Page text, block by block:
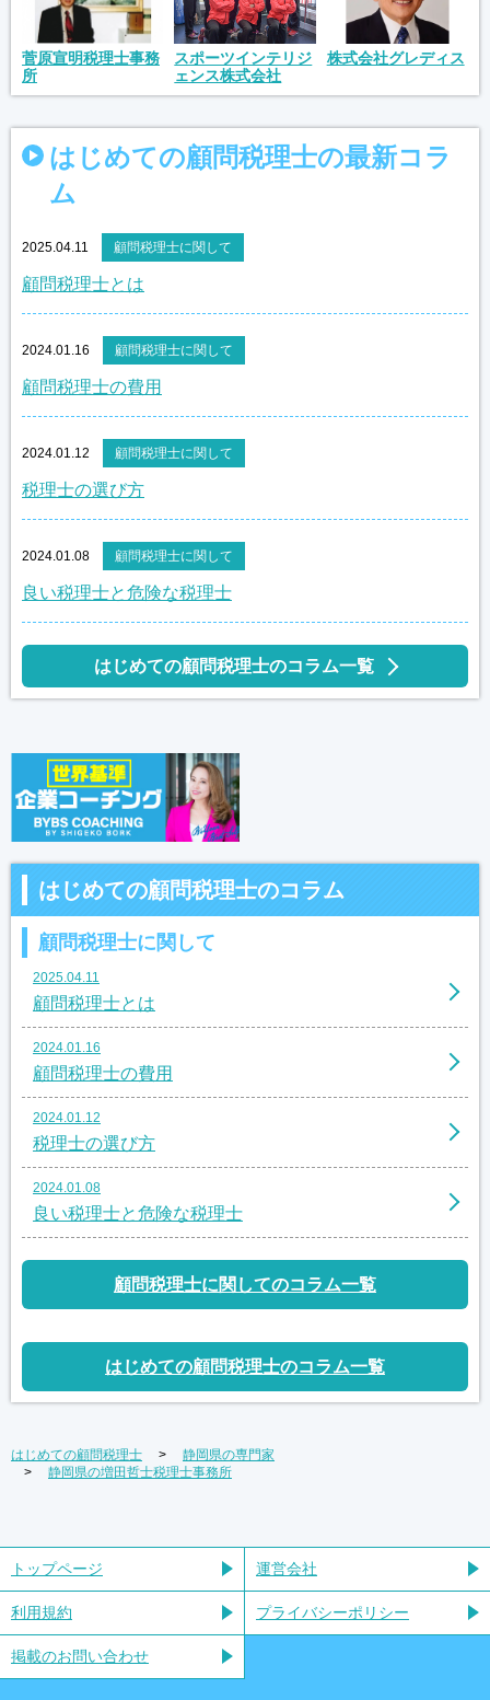
菅原宣明税理士事務
所
スポーツインテリジ
ェンス株式会社
株式会社グレディス
はじめての顧問税理士の最新コラ
ム
2025.04.11 顧問税理士に関して
顧問税理士とは
2024.01.16 顧問税理士に関して
顧問税理士の費用
2024.01.12 顧問税理士に関して
税理士の選び方
2024.01.08 顧問税理士に関して
良い税理士と危険な税理士
はじめての顧問税理士のコラム一覧
はじめての顧問税理士のコラム
顧問税理士に関して
2025.04.11
顧問税理士とは
2024.01.16
顧問税理士の費用
2024.01.12
税理士の選び方
2024.01.08
良い税理士と危険な税理士
顧問税理士に関してのコラム一覧
はじめての顧問税理士のコラム一覧
はじめての顧問税理士
静岡県の専門家
静岡県の増田哲士税理士事務所
トップページ 運営会社
利用規約 プライバシーポリシー
掲載のお問い合わせ